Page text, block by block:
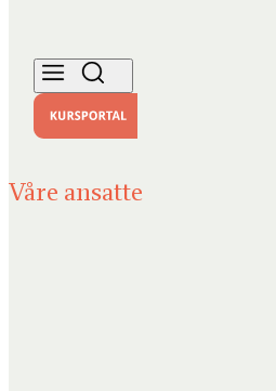
Våre ansatte